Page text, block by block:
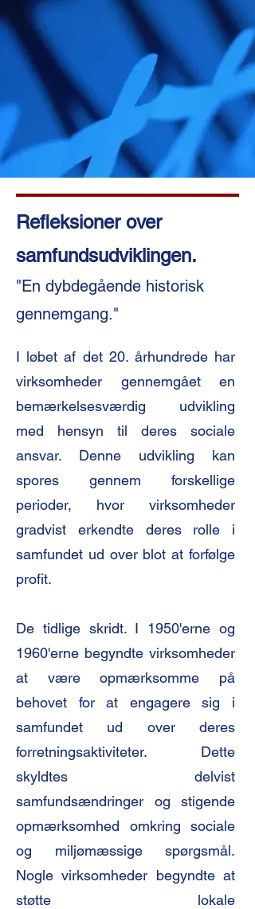
Refleksioner over
samfundsudviklingen.
"En dybdegående historisk
gennemgang."
I løbet af det 20. århundrede har
virksomheder gennemgået en
bemærkelsesværdig udvikling
med hensyn til deres sociale
ansvar. Denne udvikling kan
spores gennem forskellige
perioder, hvor virksomheder
gradvist erkendte deres rolle i
samfundet ud over blot at forfølge
profit.
De tidlige skridt. I 1950'erne og
1960'erne begyndte virksomheder
at være opmærksomme på
behovet for at engagere sig i
samfundet ud over deres
forretningsaktiviteter. Dette
skyldtes delvist
samfundsændringer og stigende
opmærksomhed omkring sociale
og miljømæssige spørgsmål.
Nogle virksomheder begyndte at
støtte lokale